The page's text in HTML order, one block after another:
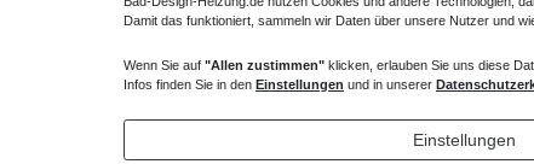
Mineralguss Duschwanne Steinoptik 140 x 75 x
1,5 cm
725,44 € *
1,5 cm
*inkl.
Damit das funktioniert, sammeln wir Daten über unsere Nutzer und
Wenn Sie auf "Allen zustimmen" klicken, erlauben Sie uns diese
Infos finden Sie in den Einstellungen und in unserer
Einstellungen